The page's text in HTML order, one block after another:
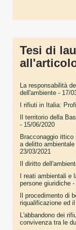
Tesi di
La responsabilità
dell'ambiente - 17/
I rifiuti in Italia:
Il territorio della
- 15/06/2020
Bracconaggio
a delitto
23/03/2021
Il diritto
I reati ambientali
persone giuridiche -
Il procedimento di
riqualificazione ed
L'abbandono dei
convivenza tra le